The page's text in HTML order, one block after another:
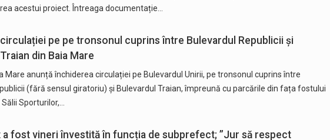
acestui proiect. Întreaga documentație…
pe pe tronsonul cuprins între Bulevardul Republicii și
din Baia Mare
Mare anunță închiderea circulației pe Bulevardul Unirii, pe tronsonul cuprins între
(fără sensul giratoriu) și Bulevardul Traian, împreună cu parcările din fața fostului
Sălii Sporturilor,…
a fost vineri învestită în funcția de subprefect; ”Jur să respect